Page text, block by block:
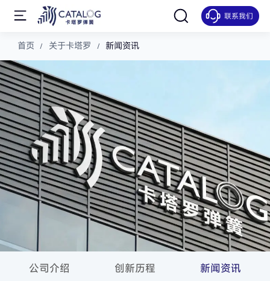
联系我们
新闻资讯
首页 关于卡塔罗 新闻资讯
公司介绍 创新历程 新闻资讯